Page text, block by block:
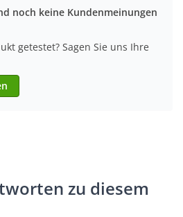
noch keine Kundenmeinungen
getestet? Sagen Sie uns Ihre
zu diesem